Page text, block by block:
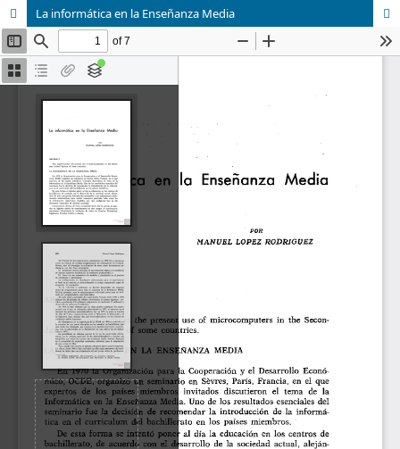
La informática en la Enseñanza Media